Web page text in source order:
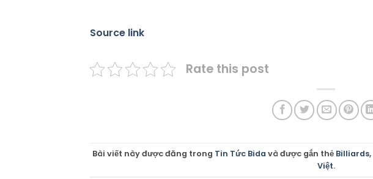
Source link
Rate this post
Bài viết này được đăng trong Tin Tức Bida và được gắn thẻ Billiards,
Việt.